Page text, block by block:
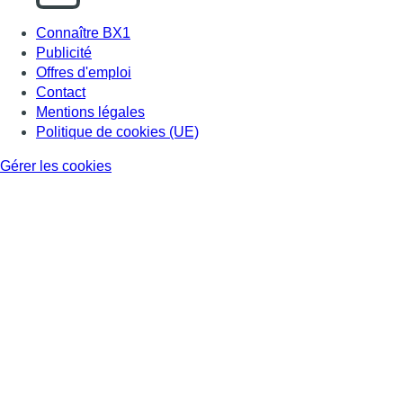
Connaître BX1
Publicité
Offres d'emploi
Contact
Mentions légales
Politique de cookies (UE)
Gérer les cookies